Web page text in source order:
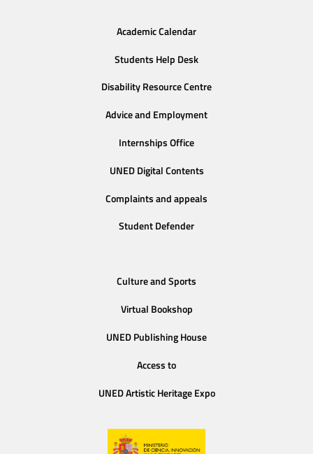
Academic Calendar
Students Help Desk
Disability Resource Centre
Advice and Employment
Internships Office
UNED Digital Contents
Complaints and appeals
Student Defender
Culture and Sports
Virtual Bookshop
UNED Publishing House
Access to
UNED Artistic Heritage Expo